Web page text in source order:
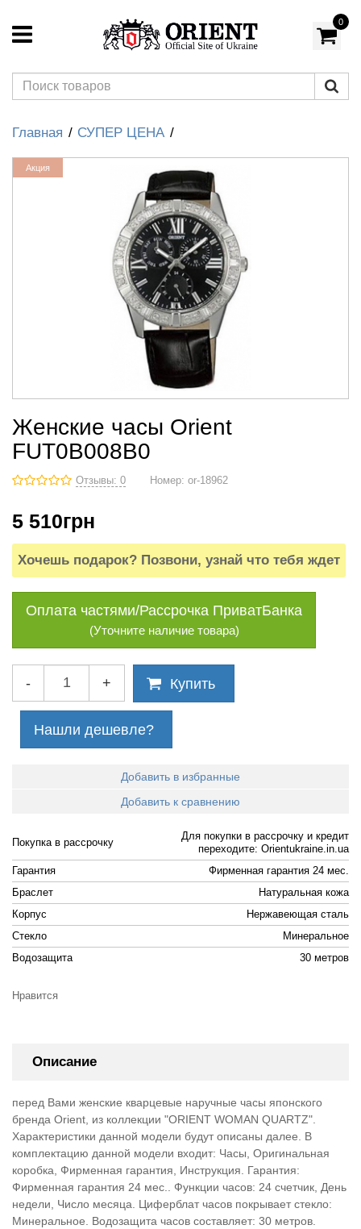
0
Главная СУПЕР ЦЕНА
Акция
Женские часы Orient
FUT0B008B0
Отзывы: 0 Номер: or-18962
5 510грн
Хочешь подарок? Позвони, узнай что тебя ждет
Оплата частями/Рассрочка ПриватБанка
(Уточните наличие товара)
- + Купить
Нашли дешевле?
Добавить в избранные
Добавить к сравнению
Покупка в рассрочку
Для покупки в рассрочку и кредит
переходите: Orientukraine.in.ua
Гарантия
Фирменная гарантия 24 мес.
Браслет
Натуральная кожа
Корпус
Нержавеющая сталь
Стекло
Минеральное
Водозащита
30 метров
Нравится
Описание
перед Вами женские кварцевые наручные часы японского
бренда Orient, из коллекции "ORIENT WOMAN QUARTZ".
Характеристики данной модели будут описаны далее. В
комплектацию данной модели входит: Часы, Оригинальная
коробка, Фирменная гарантия, Инструкция. Гарантия:
Фирменная гарантия 24 мес.. Функции часов: 24 счетчик, День
недели, Число месяца. Циферблат часов покрывает стекло:
Минеральное. Водозащита часов составляет: 30 метров.